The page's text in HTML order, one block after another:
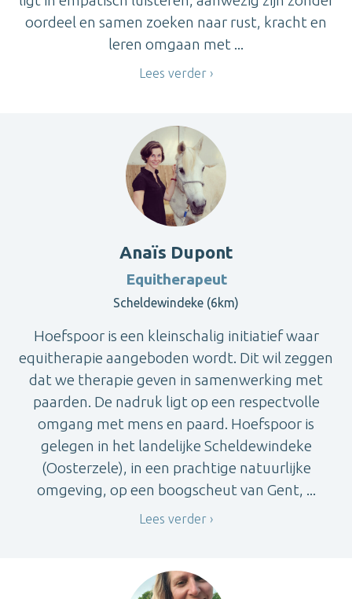
oordeel en samen zoeken naar rust, kracht en
leren omgaan met ...
Lees verder
Anaïs Dupont
Equitherapeut
Scheldewindeke (6km)
Hoefspoor is een kleinschalig initiatief waar
equitherapie aangeboden wordt. Dit wil zeggen
dat we therapie geven in samenwerking met
paarden. De nadruk ligt op een respectvolle
omgang met mens en paard. Hoefspoor is
gelegen in het landelijke Scheldewindeke
(Oosterzele), in een prachtige natuurlijke
omgeving, op een boogscheut van Gent, ...
Lees verder